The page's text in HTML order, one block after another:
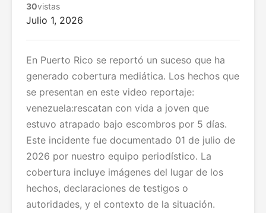
30vistas
Julio 1, 2026
En Puerto Rico se reportó un suceso que ha
generado cobertura mediática. Los hechos que
se presentan en este video reportaje:
venezuela:rescatan con vida a joven que
estuvo atrapado bajo escombros por 5 días.
Este incidente fue documentado 01 de julio de
2026 por nuestro equipo periodístico. La
cobertura incluye imágenes del lugar de los
hechos, declaraciones de testigos o
autoridades, y el contexto de la situación.